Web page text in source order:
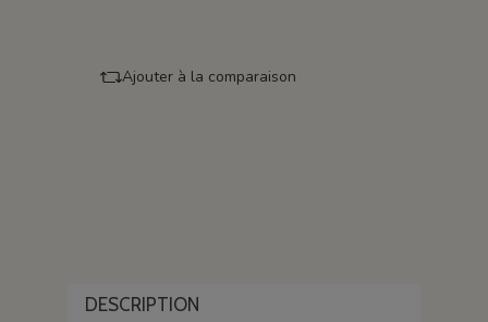
Ajouter à la comparaison
DESCRIPTION